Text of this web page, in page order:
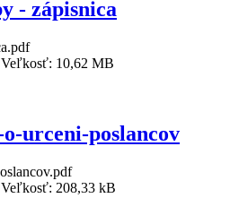
- zápisnica
Veľkosť: 10,62 MB
urceni-poslancov
208,33 kB